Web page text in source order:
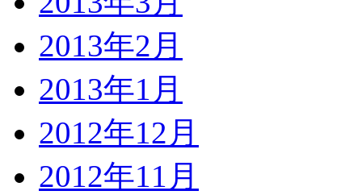
2013年2月
2013年1月
2012年12月
2012年11月